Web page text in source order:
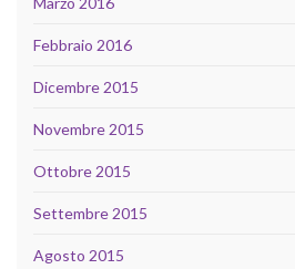
Febbraio 2016
Dicembre 2015
Novembre 2015
Ottobre 2015
Settembre 2015
Agosto 2015